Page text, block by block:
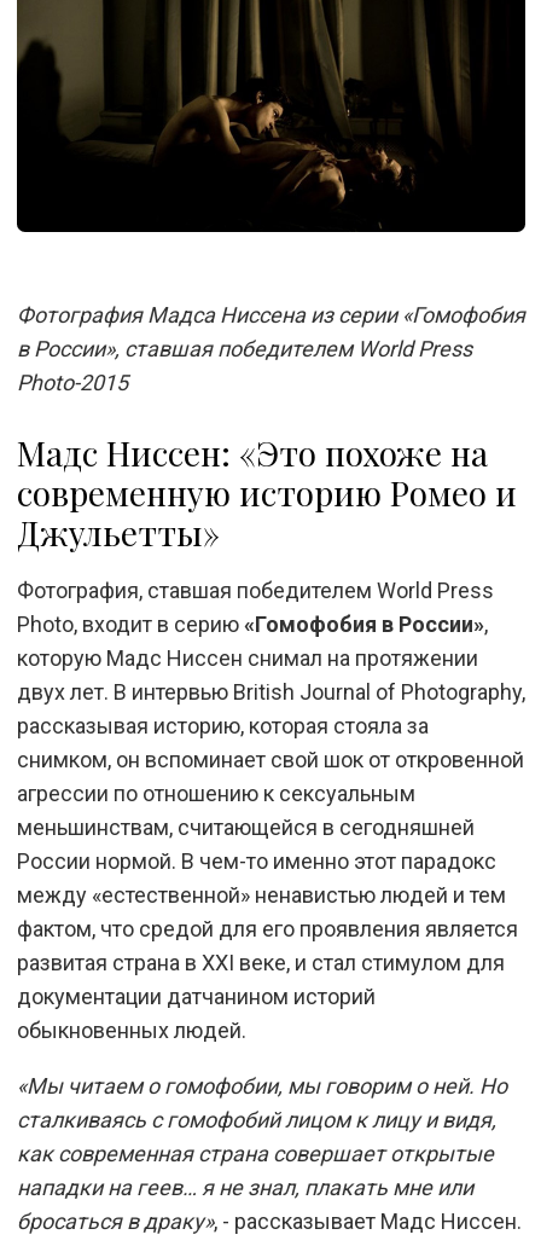
Фотография Мадса Ниссена из серии «Гомофобия
в России», ставшая победителем World Press
Photo-2015
Мадс Ниссен: «Это похоже на
современную историю Ромео и
Джульетты»
Фотография, ставшая победителем World Press
Photo, входит в серию«Гомофобия в России»,
которую Мадс Ниссен снимал на протяжении
двух лет. В интервью British Journal of Photography,
рассказывая историю, которая стояла за
снимком, он вспоминает свой шок от откровенной
агрессии по отношению к сексуальным
меньшинствам, считающейся в сегодняшней
России нормой. В чем-то именно этот парадокс
между «естественной» ненавистью людей и тем
фактом, что средой для его проявления является
развитая страна в XXI веке, и стал стимулом для
документации датчанином историй
обыкновенных людей.
«Мы читаем о гомофобии, мы говорим о ней. Но
сталкиваясь с гомофобий лицом к лицу и видя,
как современная страна совершает открытые
нападки на геев… я не знал, плакать мне или
бросаться в драку», - рассказывает Мадс Ниссен.